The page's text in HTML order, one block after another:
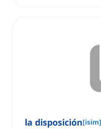
la disposición[isim]